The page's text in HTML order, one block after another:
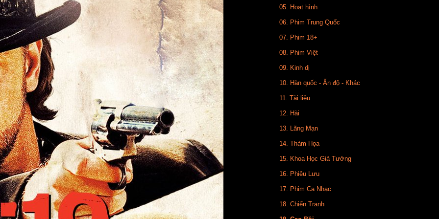
05. Hoạt hình
06. Phim Trung Quốc
07. Phim 18+
08. Phim Việt
09. Kinh dị
10. Hàn quốc - Ấn độ - Khác
11. Tài liệu
12. Hài
13. Lãng Mạn
14. Thảm Họa
15. Khoa Học Giả Tưởng
16. Phiêu Lưu
17. Phim Ca Nhạc
18. Chiến Tranh